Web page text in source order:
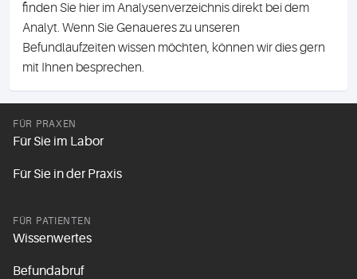
finden Sie hier im Analysenverzeichnis direkt bei dem
Analyt. Wenn Sie Genaueres zu unseren
Befundlaufzeiten wissen möchten, können wir dies gern
mit Ihnen besprechen.
FÜR PRAXEN
Für Sie im Labor
Für Sie in der Praxis
FÜR PATIENTEN
Wissenwertes
Befundabruf